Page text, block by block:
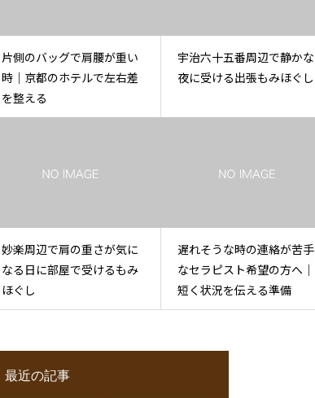
片側のバッグで肩腰が重い
時｜京都のホテルで左右差
を整える
宇治六十五番周辺で静かな
夜に受ける出張もみほぐし
妙楽周辺で肩の重さが気に
なる日に部屋で受けるもみ
ほぐし
遅れそうな時の連絡が苦手
なセラピスト希望の方へ｜
短く状況を伝える準備
最近の記事